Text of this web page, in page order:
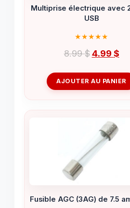
Multiprise électrique avec
USB
8.99$ Le
initial
8.99 $.
4.99 $Le
AJOUTER AU PANIER
Fusible AGC (3AG) de 7.5